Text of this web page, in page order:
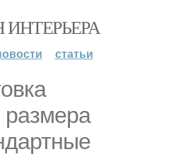
статьи
размера